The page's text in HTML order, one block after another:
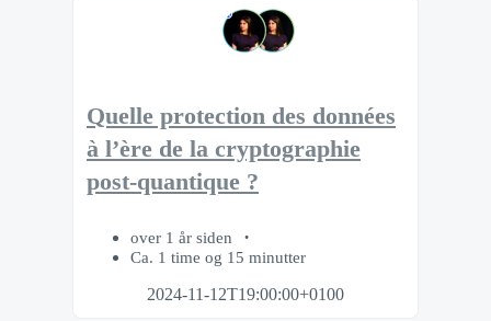
Quelle protection des données
à l’ère de la cryptographie
post-quantique ?
over 1 år siden
Ca. 1 time og 15 minutter
2024-11-12T19:00:00+0100